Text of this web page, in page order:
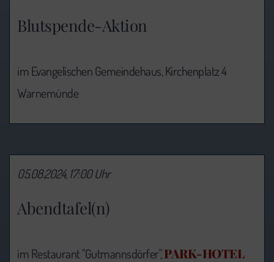
Blutspende-Aktion
im Evangelischen Gemeindehaus, Kirchenplatz 4
Warnemünde
Abendtafel(n)
05.08.2024, 17:00 Uhr
im Restaurant "Gutmannsdörfer",PARK-HOTEL